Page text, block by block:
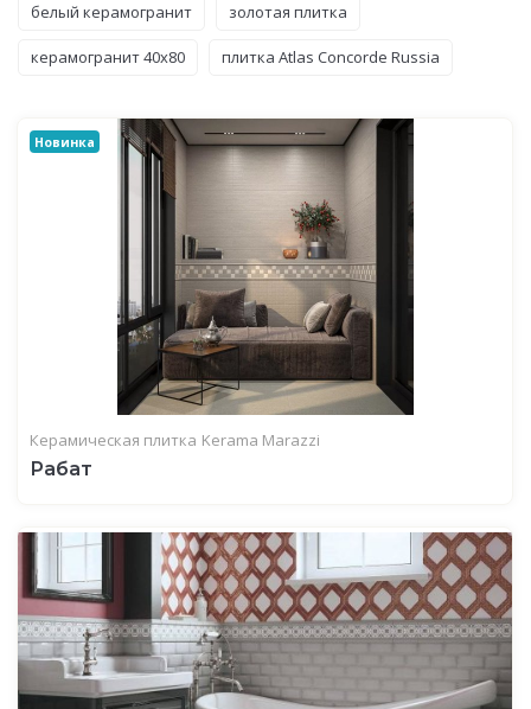
белый керамогранит золотая плитка
керамогранит 40x80 плитка Atlas Concorde Russia
Новинка
Керамическая плитка Kerama Marazzi
Рабат